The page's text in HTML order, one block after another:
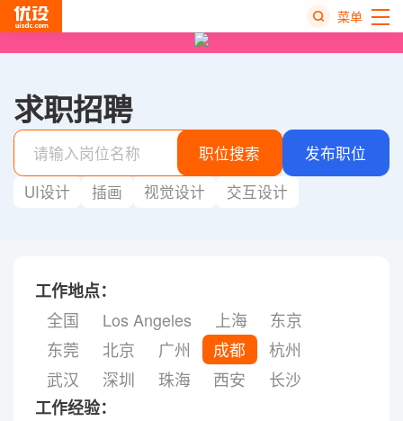
菜单
求职招聘
职位搜索
发布职位
UI设计
插画 视觉设计 交互设计
工作地点：
全国
Los Angeles 上海
东京
东莞
北京 广州 成都
杭州
武汉
深圳 珠海 西安
长沙
工作经验：